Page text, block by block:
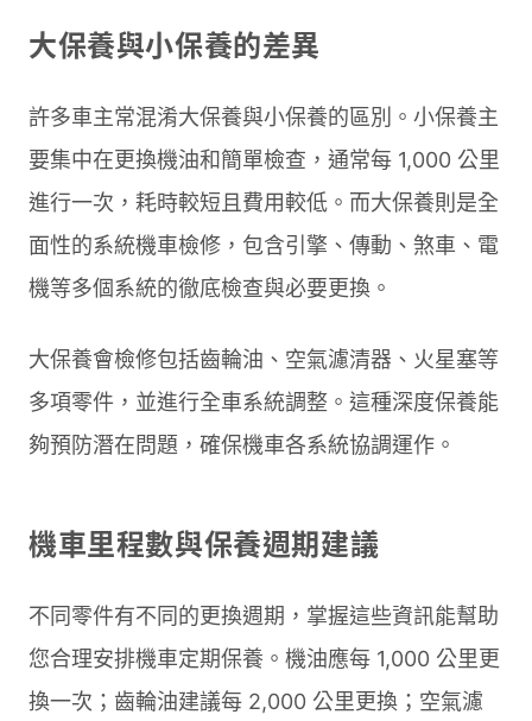
大保養與小保養的差異
許多車主常混淆大保養與小保養的區別。小保養主
要集中在更換機油和簡單檢查，通常每 1,000 公里
進行一次，耗時較短且費用較低。而大保養則是全
面性的系統機車檢修，包含引擎、傳動、煞車、電
機等多個系統的徹底檢查與必要更換。
大保養會檢修包括齒輪油、空氣濾清器、火星塞等
多項零件，並進行全車系統調整。這種深度保養能
夠預防潛在問題，確保機車各系統協調運作。
機車里程數與保養週期建議
不同零件有不同的更換週期，掌握這些資訊能幫助
您合理安排機車定期保養。機油應每 1,000 公里更
換一次；齒輪油建議每 2,000 公里更換；空氣濾